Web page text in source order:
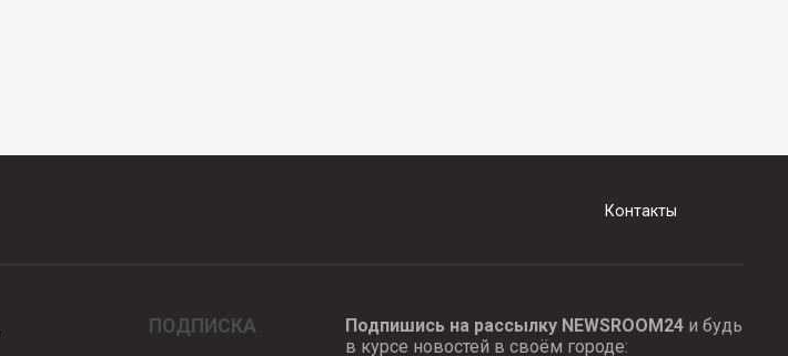
Контакты
ПОДПИСКА Подпишись на рассылку NEWSROOM24и будь
в курсе новостей в своём городе: